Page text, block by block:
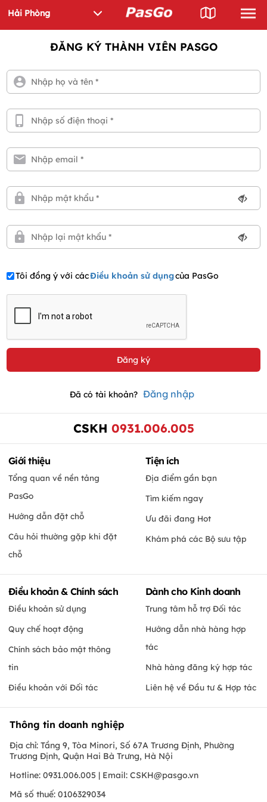
ĐĂNG KÝ THÀNH VIÊN PASGO
Tôi đồng ý với cácĐiều khoản sử dụngcủa PasGo
Đã có tài khoản? Đăng nhập
CSKH 0931.006.005
Giới thiệu
Tổng quan về nền tảng
PasGo
Hướng dẫn đặt chỗ
Câu hỏi thường gặp khi đặt
chỗ
Tiện ích
Địa điểm gần bạn
Tìm kiếm ngay
Ưu đãi đang Hot
Khám phá các Bộ sưu tập
Điều khoản & Chính sách
Điều khoản sử dụng
Quy chế hoạt động
Chính sách bảo mật thông
tin
Điều khoản với Đối tác
Dành cho Kinh doanh
Trung tâm hỗ trợ Đối tác
Hướng dẫn nhà hàng hợp
tác
Nhà hàng đăng ký hợp tác
Liên hệ về Đầu tư & Hợp tác
Thông tin doanh nghiệp
Địa chỉ: Tầng 9, Tòa Minori, Số 67A Trương Định, Phường
Trương Định, Quận Hai Bà Trưng, Hà Nội
Hotline: 0931.006.005 | Email: CSKH@pasgo.vn
Mã số thuế: 0106329034